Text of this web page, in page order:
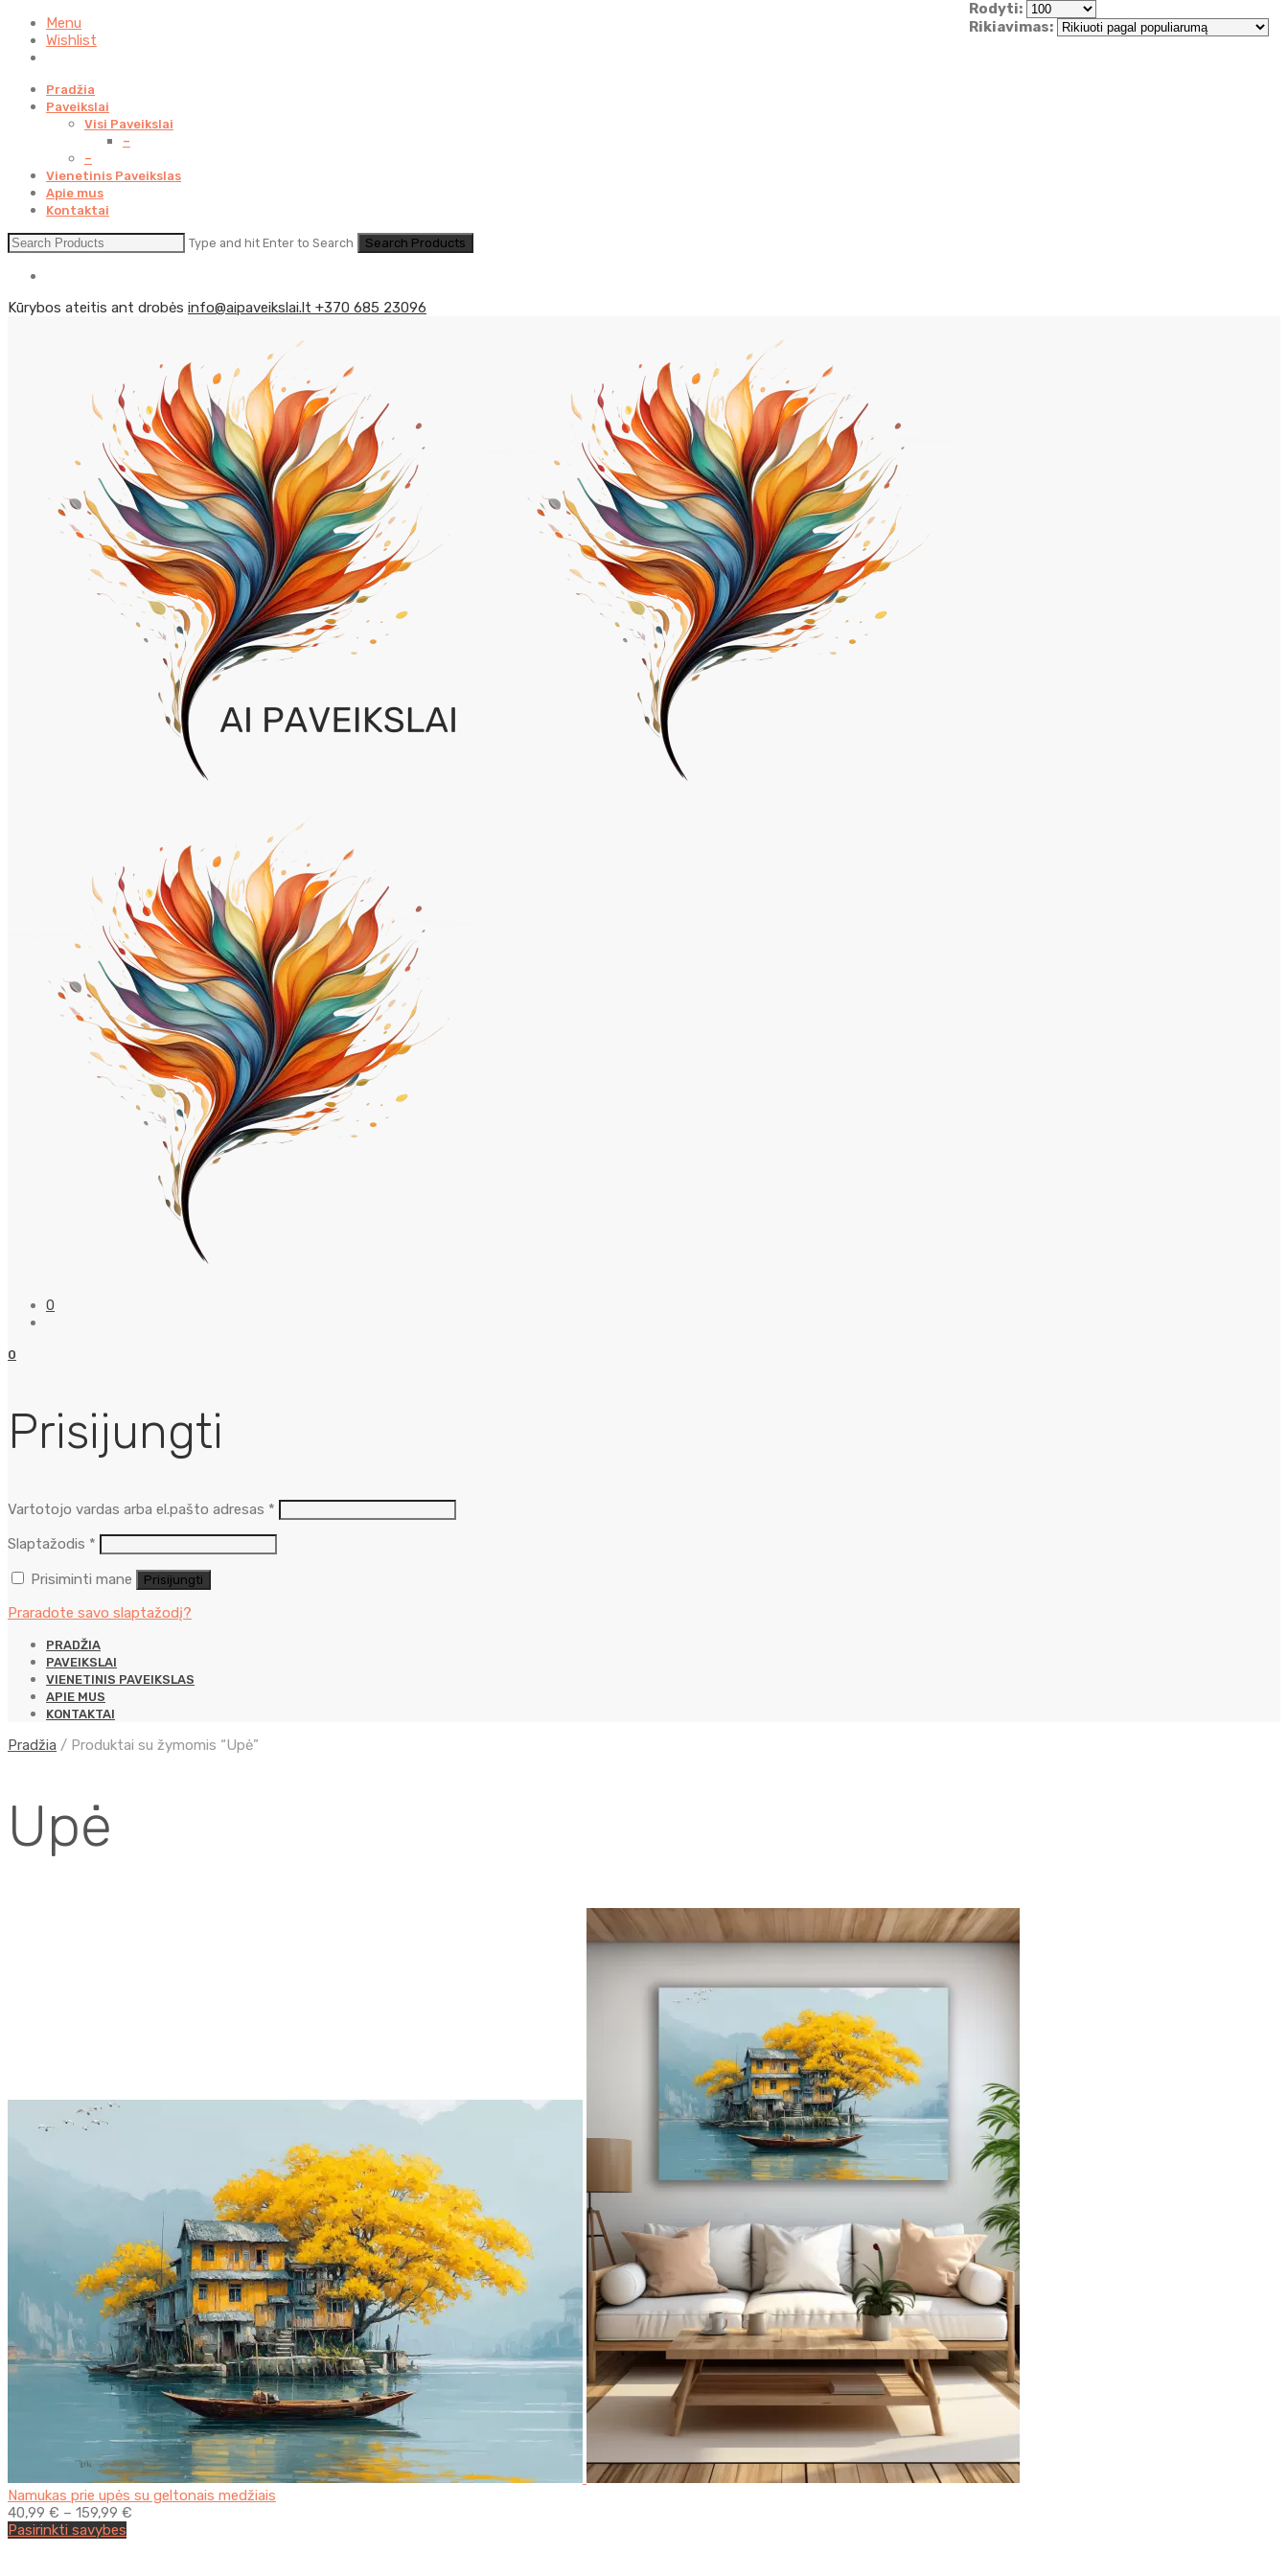
Menu
Wishlist
Pradžia
Paveikslai
Visi Paveikslai
–
–
Vienetinis Paveikslas
Apie mus
Kontaktai
Type and hit Enter to Search
Kūrybos ateitis ant drobės info@aipaveikslai.lt +370 685 23096
0
0
Prisijungti
Vartotojo vardas arba el.pašto adresas * Privalomas
Slaptažodis * Privalomas
Prisiminti mane Prisijungti
Praradote savo slaptažodį?
PRADŽIA
PAVEIKSLAI
VIENETINIS PAVEIKSLAS
APIE MUS
KONTAKTAI
Pradžia / Produktai su žymomis “Upė”
Upė
Rodyti:
Rikiavimas:
Namukas prie upės su geltonais medžiais
40,99 € – 159,99 €
Pasirinkti savybes